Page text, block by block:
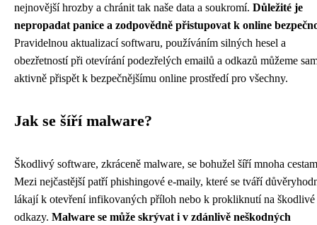
nejnovější hrozby a chránit tak naše data a soukromí. Důležité je
nepropadat panice a zodpovědně přistupovat k online
Pravidelnou aktualizací softwaru, používáním silných hesel a
obezřetností při otevírání podezřelých emailů a odkazů můžeme
aktivně přispět k bezpečnějšímu online prostředí pro všechny.
Jak se šíří malware?
Škodlivý software, zkráceně malware, se bohužel šíří mnoha
Mezi nejčastější patří phishingové e-maily, které se tváří
lákají k otevření infikovaných příloh nebo k prokliknutí na škodlivé
odkazy. Malware se může skrývat i v zdánlivě neškodných